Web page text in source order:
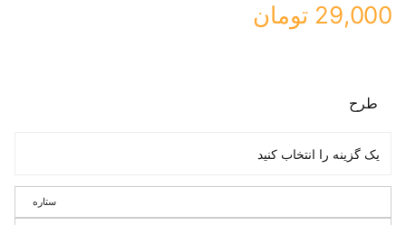
29,000 تومان
طرح
ستاره